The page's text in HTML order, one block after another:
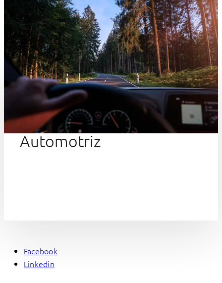
Automotriz
Facebook
Linkedin